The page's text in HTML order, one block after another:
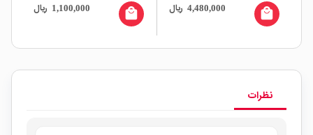
4,480,000 ریال local_mall
1,100,000 ریال local_mall
نظرات